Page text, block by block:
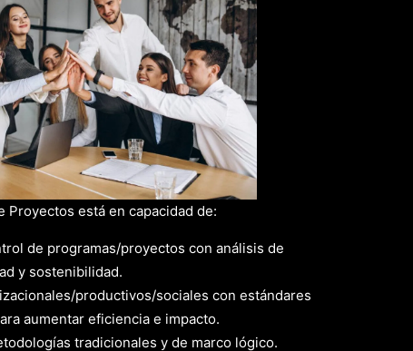
Proyectos está en capacidad de:
de programas/proyectos con análisis de
y sostenibilidad.
productivos/sociales con estándares
aumentar eficiencia e impacto.
tradicionales y de marco lógico.